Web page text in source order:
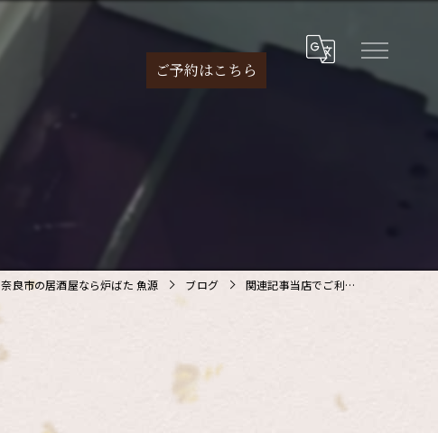
ご予約はこちら
奈良市の居酒屋なら炉ばた 魚源 ブログ 関連記事当店でご利…